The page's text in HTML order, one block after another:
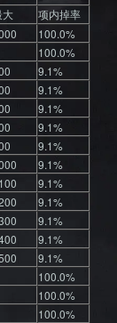
大
项内掉率
100.0%
100.0%
9.1%
9.1%
9.1%
9.1%
9.1%
9.1%
9.1%
9.1%
9.1%
9.1%
9.1%
100.0%
100.0%
100.0%